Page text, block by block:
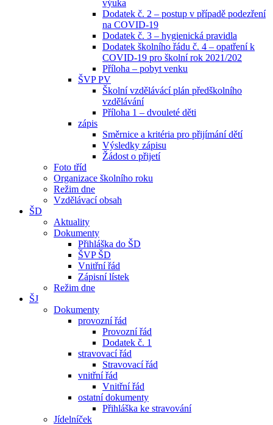
výuka
Dodatek č. 2 – postup v případě podezření
na COVID-19
Dodatek č. 3 – hygienická pravidla
Dodatek školního řádu č. 4 – opatření k
COVID-19 pro školní rok 2021/202
Příloha – pobyt venku
ŠVP PV
Školní vzdělávácí plán předškolního
vzdělávání
Příloha 1 – dvouleté děti
zápis
Směrnice a kritéria pro přijímání dětí
Výsledky zápisu
Žádost o přijetí
Foto tříd
Organizace školního roku
Režim dne
Vzdělávací obsah
ŠD
Aktuality
Dokumenty
Přihláška do ŠD
ŠVP ŠD
Vnitřní řád
Zápisní lístek
Režim dne
ŠJ
Dokumenty
provozní řád
Provozní řád
Dodatek č. 1
stravovací řád
Stravovací řád
vnitřní řád
Vnitřní řád
ostatní dokumenty
Přihláška ke stravování
Jídelníček